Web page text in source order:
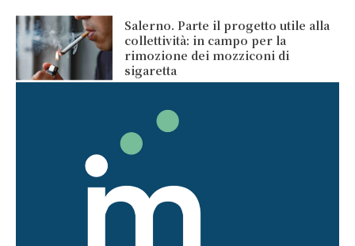
Salerno. Parte il progetto utile alla
collettività: in campo per la
rimozione dei mozziconi di
sigaretta